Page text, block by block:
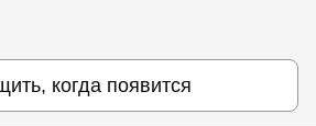
когда появится